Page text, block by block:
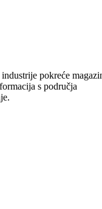
pokreće
s područja